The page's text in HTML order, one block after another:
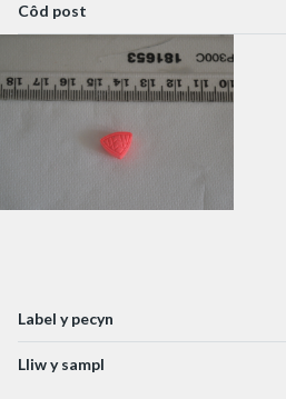
Côd post
Label y pecyn
Lliw y sampl